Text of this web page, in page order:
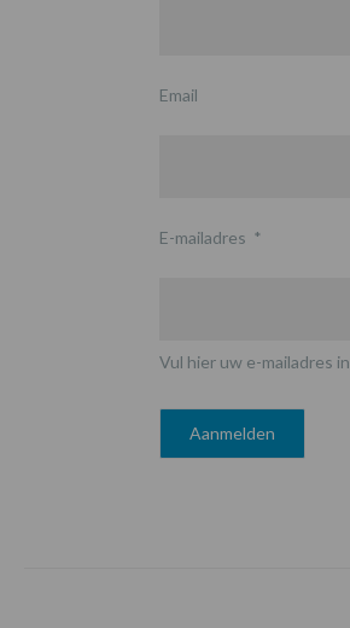
Email
E-mailadres *
Vul hier uw e-mailadres in